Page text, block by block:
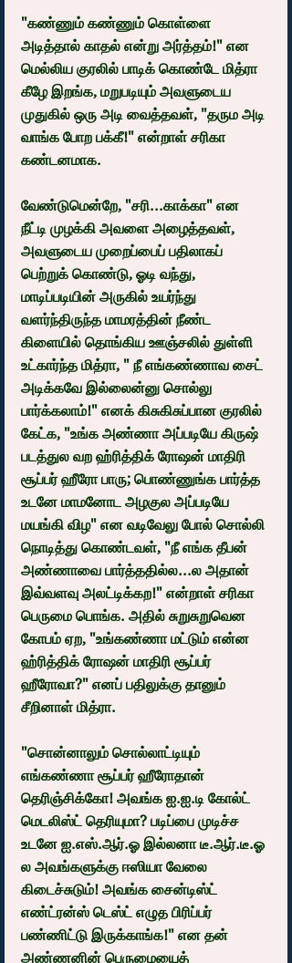
"கண்ணும் கண்ணும் கொள்ளை
அடித்தால் காதல் என்று அர்த்தம்!" என
மெல்லிய குரலில் பாடிக் கொண்டே மித்ரா
கீழே இறங்க, மறுபடியும் அவளுடைய
முதுகில் ஒரு அடி வைத்தவள், "தரும அடி
வாங்க போற பக்கீ!" என்றாள் சரிகா
கண்டனமாக.
வேண்டுமென்றே, "சரி...காக்கா" என
நீட்டி முழக்கி அவளை அழைத்தவள்,
அவளுடைய முறைப்பைப் பதிலாகப்
பெற்றுக் கொண்டு, ஓடி வந்து,
மாடிப்படியின் அருகில் உயர்ந்து
வளர்ந்திருந்த மாமரத்தின் நீண்ட
கிளையில் தொங்கிய ஊஞ்சலில் துள்ளி
உட்கார்ந்த மித்ரா, " நீ எங்கண்ணாவ சைட்
அடிக்கவே இல்லைன்னு சொல்லு
பார்க்கலாம்!" எனக் கிசுகிசுப்பான குரலில்
கேட்க, "உங்க அண்ணா அப்படியே கிருஷ்
படத்துல வற ஹ்ரித்திக் ரோஷன் மாதிரி
சூப்பர் ஹீரோ பாரு; பொண்ணுங்க பார்த்த
உடனே மாமனோட அழகுல அப்படியே
மயங்கி விழ" என வடிவேலு போல் சொல்லி
நொடித்து கொண்டவள், "நீ எங்க தீபன்
அண்ணாவை பார்த்ததில்ல...ல அதான்
இவ்வளவு அலட்டிக்கற!" என்றாள் சரிகா
பெருமை பொங்க. அதில் சுறுசுறுவென
கோபம் ஏற, "உங்கண்ணா மட்டும் என்ன
ஹ்ரித்திக் ரோஷன் மாதிரி சூப்பர்
ஹீரோவா?" எனப் பதிலுக்கு தானும்
சீறினாள் மித்ரா.
"சொன்னாலும் சொல்லாட்டியும்
எங்கண்ணா சூப்பர் ஹீரோதான்
தெரிஞ்சிக்கோ! அவங்க ஐ.ஐ.டி கோல்ட்
மெடலிஸ்ட் தெரியுமா? படிப்பை முடிச்ச
உடனே ஐ.எஸ்.ஆர்.ஓ இல்லனா டீ.ஆர்.டீ.ஓ
ல அவங்களுக்கு ஈஸியா வேலை
கிடைச்சுடும்! அவங்க சைன்டிஸ்ட்
எண்ட்ரன்ஸ் டெஸ்ட் எழுத பிரிப்பர்
பண்ணிட்டு இருக்காங்க!" என தன்
அண்ணனின் பெருமையைத்